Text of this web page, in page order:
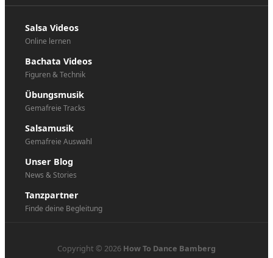
Salsa Videos
Online lernen
Bachata Videos
Figuren & Technik
Übungsmusik
Gemafreie Tracks
Salsamusik
Gemafreie Auswahl
Unser Blog
News & Stories
Tanzpartner
Finde deine Begleitung
Copyright © 2026 How To Dance Bamberg